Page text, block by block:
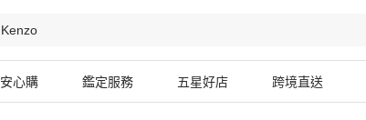
安心購 鑑定服務 五星好店 跨境直送